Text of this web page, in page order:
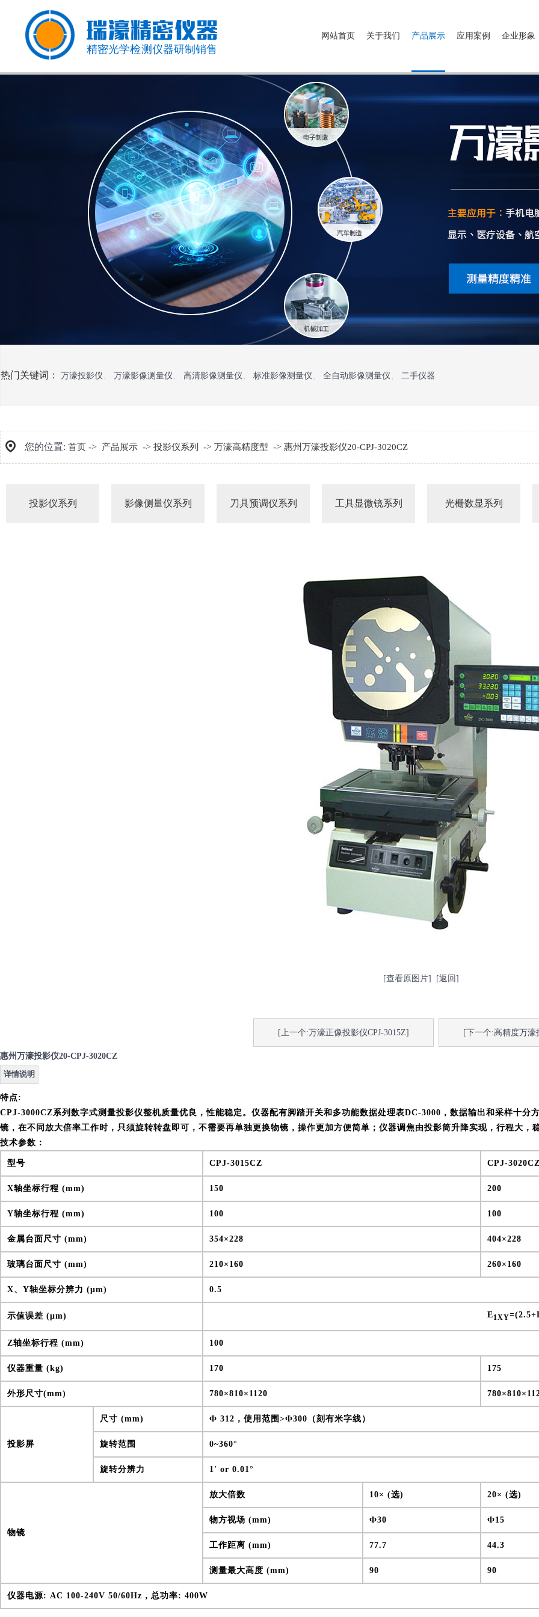
精密光学检测仪器研制销售
网站首页 关于我们 产品展示 应用案例 企业形象
热门关键词： 万濠投影仪 、 万濠影像测量仪 、 高清影像测量仪 、 标准影像测量仪 、 全自动影像测量仪 、 二手仪器
您的位置: 首页 -> 产品展示 -> 投影仪系列 -> 万濠高精度型 -> 惠州万濠投影仪20-CPJ-3020CZ
投影仪系列 影像侧量仪系列 刀具预调仪系列 工具显微镜系列 光栅数显系列
[查看原图片] [返回]
[上一个:万濠正像投影仪CPJ-3015Z] [下一个:高精度万濠
惠州万濠投影仪20-CPJ-3020CZ
详情说明
特点:
CPJ-3000CZ系列数字式测量投影仪整机质量优良，性能稳定。仪器配有脚踏开关和多功能数据处理表DC-3000，数据输出和采样十
镜，在不同放大倍率工作时，只须旋转转盘即可，不需要再单独更换物镜，操作更加方便简单；仪器调焦由投影筒升降实现，行程大
技术参数：
型号 CPJ-3015CZ CPJ-
X轴坐标行程 (mm) 150 200
Y轴坐标行程 (mm) 100 100
金属台面尺寸 (mm) 354×228 404×228
玻璃台面尺寸 (mm) 210×160 260×160
X、Y轴坐标分辨力 (μm) 0.5
示值误差 (μm) E1XY
Z轴坐标行程 (mm) 100
仪器重量 (kg) 170 175
外形尺寸(mm) 780×810×1120
投影屏
尺寸 (mm) Ф 312，使用范围>Ф300（刻有米字线）
旋转范围 0~360°
旋转分辨力 1' or 0.01°
物镜
放大倍数 10× (选) 20× (选)
物方视场 (mm) Ф30 Ф15
工作距离 (mm) 77.7 44.3
测量最大高度 (mm) 90 90
仪器电源: AC 100-240V 50/60Hz，总功率: 400W